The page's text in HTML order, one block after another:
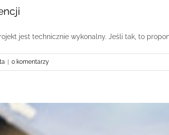
jest technicznie wykonalny. Jeśli tak, to
0 komentarzy